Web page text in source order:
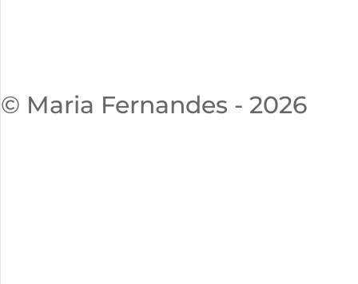
© Maria Fernandes - 2026